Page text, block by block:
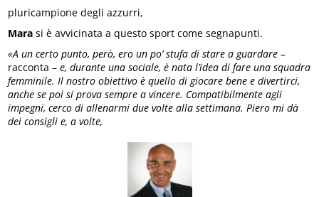
pluricampione degli azzurri,
Mara si è avvicinata a questo sport come segnapunti.
«A un certo punto, però, ero un po’ stufa di stare a guardare –
racconta –e, durante una sociale, è nata l’idea di fare una squadra
femminile. Il nostro obiettivo è quello di giocare bene e divertirci,
anche se poi si prova sempre a vincere. Compatibilmente agli
impegni, cerco di allenarmi due volte alla settimana. Piero mi dà
dei consigli e, a volte,